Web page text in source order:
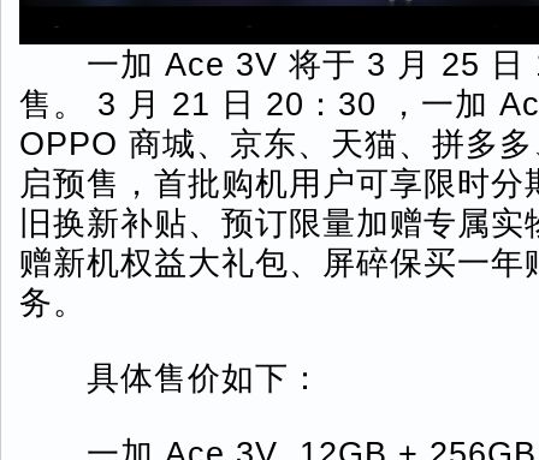
一加 Ace 3V 将于 3 月 25 日
售。 3 月 21 日 20：30 ，一加
OPPO 商城、京东、天猫、拼多
启预售，首批购机用户可享限时分
旧换新补贴、预订限量加赠专属
赠新机权益大礼包、屏碎保买一年
务。
具体售价如下：